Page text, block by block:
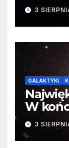
3
GALAKTYKI
W
3